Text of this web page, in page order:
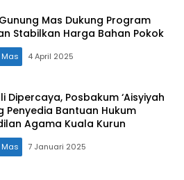
Mas Dukung Program
Stabilkan Harga Bahan Pokok
4 April 2025
Dipercaya, Posbakum ‘Aisyiyah
Penyedia Bantuan Hukum
Agama Kuala Kurun
7 Januari 2025